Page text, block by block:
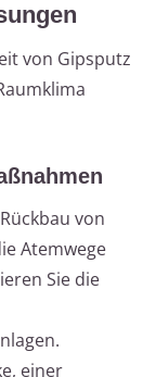
von Gipsputz
von
Atemwege
Sie die
einer